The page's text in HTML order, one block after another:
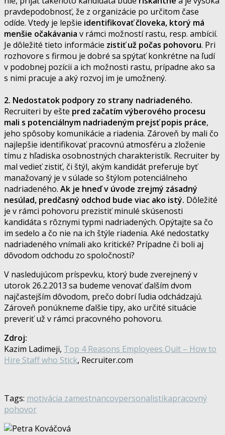
pravdepodobnosť, že z organizácie po určitom čase
odíde. Vtedy je lepšie identifikovať človeka, ktorý má
menšie očakávania v rámci možností rastu, resp. ambícií.
Je dôležité tieto informácie zistiť už počas pohovoru. Pri
rozhovore s firmou je dobré sa spýtať konkrétne na ľudí
v podobnej pozícii a ich možnosti rastu, prípadne ako sa
s nimi pracuje a aký rozvoj im je umožnený.
2. Nedostatok podpory zo strany nadriadeného.
Recruiteri by ešte pred začatím výberového procesu
mali s potenciálnym nadriadeným prejsť popis práce,
jeho spôsoby komunikácie a riadenia. Zároveň by mali čo
najlepšie identifikovať pracovnú atmosféru a zloženie
tímu z hľadiska osobnostných charakteristík. Recruiter by
mal vedieť zistiť, či štýl, akým kandidát preferuje byť
manažovaný je v súlade so štýlom potenciálneho
nadriadeného. Ak je hneď v úvode zrejmý zásadný
nesúlad, predčasný odchod bude viac ako istý. Dôležité
je v rámci pohovoru prezistiť minulé skúsenosti
kandidáta s rôznymi typmi nadriadených. Opýtajte sa čo
im sedelo a čo nie na ich štýle riadenia. Aké nedostatky
nadriadeného vnímali ako kritické? Prípadne či boli aj
dôvodom odchodu zo spoločnosti?
V nasledujúcom príspevku, ktorý bude zverejnený v
utorok 26.2.2013 sa budeme venovať ďalším dvom
najčastejším dôvodom, prečo dobrí ľudia odchádzajú.
Zároveň ponúkneme ďalšie tipy, ako určité situácie
preveriť už v rámci pracovného pohovoru.
Zdroj:
Kazim Ladimeji, Top 4 Reasons Employees Quit – How to
Hire Staff who Stick, Recruiter.com
Tags: motivácia zamestnancovpersonalistikapracovný
pohovor